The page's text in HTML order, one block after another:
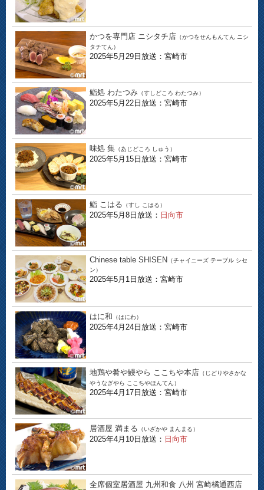
かつを専門店 ニシタチ店 （かつをせんもんてん ニシ
タチてん）
2025年5月29日放送：宮崎市
鮨処 わたつみ （すしどころ わたつみ）
2025年5月22日放送：宮崎市
味処 集 （あじどころ しゅう）
2025年5月15日放送：宮崎市
鮨 こはる （すし こはる）
2025年5月8日放送： 日向市
Chinese table SHISEN （チャイニーズ テーブル シセ
ン）
2025年5月1日放送：宮崎市
はに和 （はにわ）
2025年4月24日放送：宮崎市
地鶏や肴や鰻やら ここちや本店 （じどりやさかな
やうなぎやら ここちやほんてん）
2025年4月17日放送：宮崎市
居酒屋 満まる （いざかや まんまる）
2025年4月10日放送： 日向市
全席個室居酒屋 九州和食 八州 宮崎橘通西店